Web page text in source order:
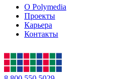
О Polymedia
Проекты
Карьера
Контакты